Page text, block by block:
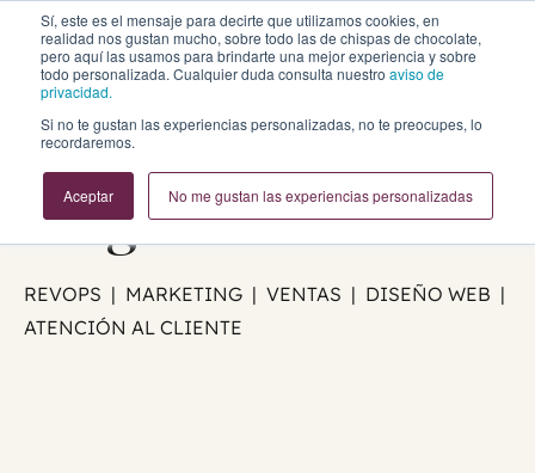
Sí, este es el mensaje para decirte que utilizamos cookies, en
realidad nos gustan mucho, sobre todo las de chispas de chocolate,
pero aquí las usamos para brindarte una mejor experiencia y sobre
todo personalizada. Cualquier duda consulta nuestro aviso de
privacidad.
Si no te gustan las experiencias personalizadas, no te preocupes, lo
recordaremos.
Aceptar No me gustan las experiencias personalizadas
Business Growth
Blog
REVOPS | MARKETING | VENTAS | DISEÑO WEB |
ATENCIÓN AL CLIENTE